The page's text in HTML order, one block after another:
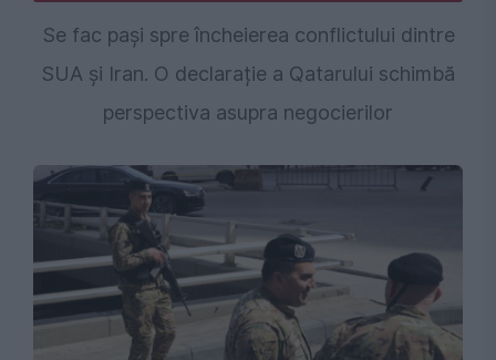
Se fac pași spre încheierea conflictului dintre
SUA și Iran. O declarație a Qatarului schimbă
perspectiva asupra negocierilor